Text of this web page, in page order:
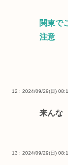
関東で
注意
12 : 2024/09/29(日)
来んな
13 : 2024/09/29(日)